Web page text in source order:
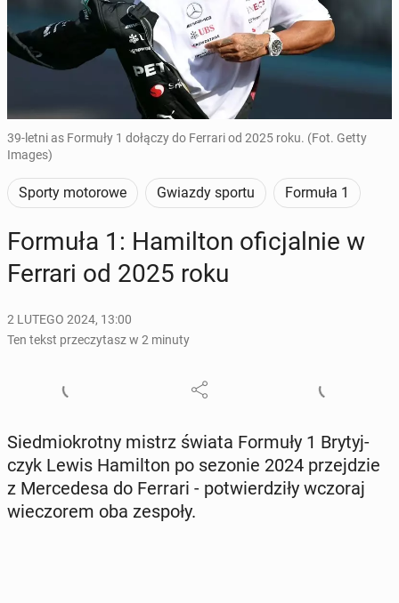
39-letni as Formuły 1 dołączy do Ferrari od 2025 roku. (Fot. Getty
Images)
Sporty motorowe Gwiazdy sportu Formuła 1
Formuła 1: Ha­mil­ton ofi­cjal­nie w
Ferrari od 2025 roku
2 LUTEGO 2024, 13:00
Ten tekst przeczytasz w 2 minuty
Sied­mio­krot­ny mistrz świata Formuły 1 Bry­tyj­
czyk Lewis Ha­mil­ton po sezonie 2024 przej­dzie
z Mer­ce­de­sa do Ferrari - po­twier­dzi­ły wczoraj
wie­czo­rem oba zespoły.